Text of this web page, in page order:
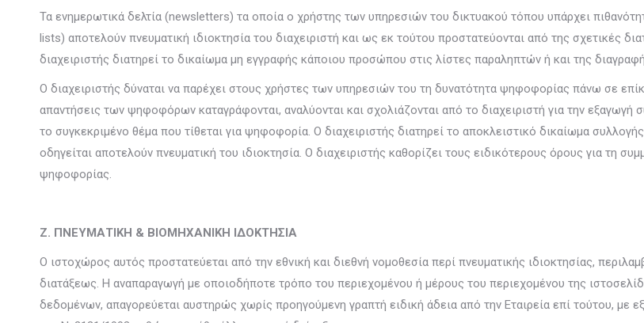
Τα ενημερωτικά δελτία (newsletters) τα οποία ο χρήστης των υπηρεσιών του δικτυακού τόπου υπάρχει
lists) αποτελούν πνευματική ιδιοκτησία του διαχειριστή και ως εκ τούτου προστατεύονται από της σχετικές
διαχειριστής διατηρεί το δικαίωμα μη εγγραφής κάποιου προσώπου στις λίστες παραληπτών ή και της
Ο διαχειριστής δύναται να παρέχει στους χρήστες των υπηρεσιών του τη δυνατότητα ψηφοφορίας πάνω σε
απαντήσεις των ψηφοφόρων καταγράφονται, αναλύονται και σχολιάζονται από το διαχειριστή για την
το συγκεκριμένο θέμα που τίθεται για ψηφοφορία. Ο διαχειριστής διατηρεί το αποκλειστικό δικαίωμα
οδηγείται αποτελούν πνευματική του ιδιοκτησία. Ο διαχειριστής καθορίζει τους ειδικότερους όρους για τη
ψηφοφορίας.
Ζ. ΠΝΕΥΜΑΤΙΚΗ & ΒΙΟΜΗΧΑΝΙΚΗ ΙΔΟΚΤΗΣΙΑ
Ο ιστοχώρος αυτός προστατεύεται από την εθνική και διεθνή νομοθεσία περί πνευματικής ιδιοκτησίας,
διατάξεως. Η αναπαραγωγή με οποιοδήποτε τρόπο του περιεχομένου ή μέρους του περιεχομένου της
δεδομένων, απαγορεύεται αυστηρώς χωρίς προηγούμενη γραπτή ειδική άδεια από την Εταιρεία επί τούτου, με